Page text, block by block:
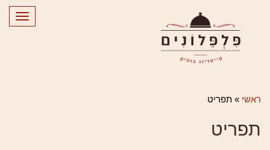
ראשי » תפריט
תפריט